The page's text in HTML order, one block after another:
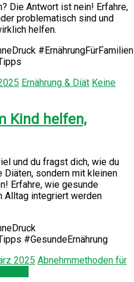
Die Antwort ist nein! Erfahre,
problematisch sind und
helfen.
#ErnährungFürFamilien
Ernährung & Diät Keine
Kind helfen,
und du fragst dich, wie du
Diäten, sondern mit kleinen
Erfahre, wie gesunde
Alltag integriert werden
#GesundeErnährung
2025 Abnehmmethoden für